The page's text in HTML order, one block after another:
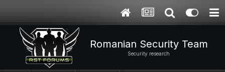
Romanian Security Team
Security research